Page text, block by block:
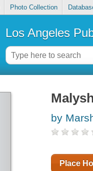
Photo Collection
Los Angeles
by
Place